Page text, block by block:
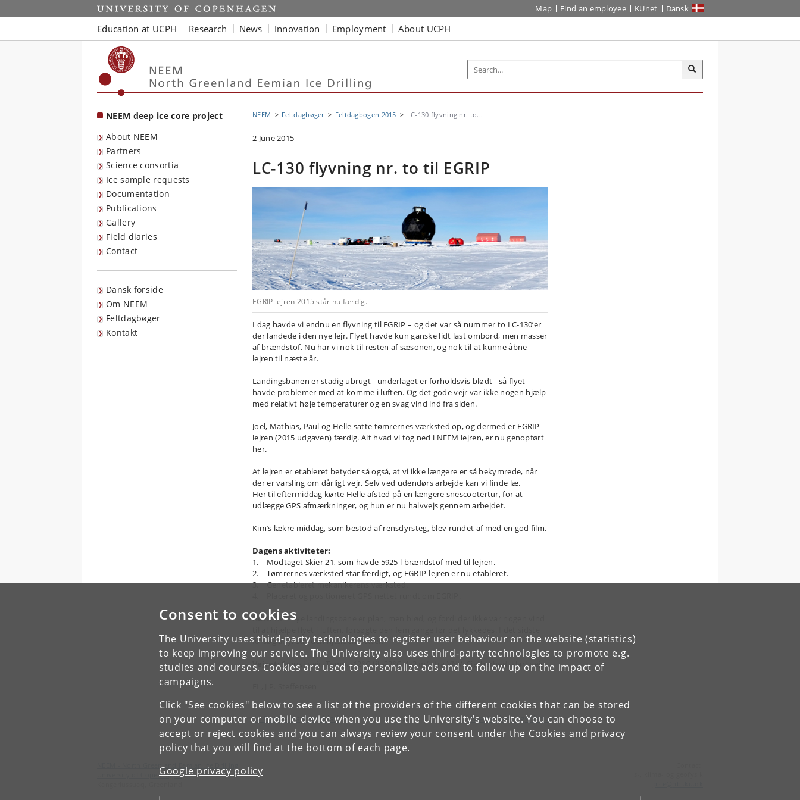
Consent to cookies
The University uses third-party technologies to register user behaviour on the website (statistics)
to keep improving our service. The University also uses third-party technologies to promote e.g.
studies and courses. Cookies are used to personalize ads and to follow up on the impact of
campaigns.
Click "See cookies" below to see a list of the providers of the different cookies that can be stored
on your computer or mobile device when you use the University's website. You can choose to
accept or reject cookies and you can always review your consent under the Cookies and privacy
policy that you will find at the bottom of each page.
Google privacy policy
Start Map Find an employee KUnet Dansk
Education at UCPH Research News Innovation Employment About UCPH
NEEM deep ice core project
About NEEM
Partners
Science consortia
Ice sample requests
Documentation
Publications
Gallery
Field diaries
Contact
Dansk forside
Om NEEM
Feltdagbøger
Kontakt
NEEM Feltdagbøger Feltdagbogen 2015 LC-130 flyvning nr. to...
2 June 2015
LC-130 flyvning nr. to til EGRIP
EGRIP lejren 2015 står nu færdig.
I dag havde vi endnu en flyvning til EGRIP – og det var så nummer to LC-130’er
der landede i den nye lejr. Flyet havde kun ganske lidt last ombord, men masser
af brændstof. Nu har vi nok til resten af sæsonen, og nok til at kunne åbne
lejren til næste år.
Landingsbanen er stadig ubrugt - underlaget er forholdsvis blødt - så flyet
havde problemer med at komme i luften. Og det gode vejr var ikke nogen hjælp
med relativt høje temperaturer og en svag vind ind fra siden.
Joel, Mathias, Paul og Helle satte tømrernes værksted op, og dermed er EGRIP
lejren (2015 udgaven) færdig. Alt hvad vi tog ned i NEEM lejren, er nu genopført
her.
At lejren er etableret betyder så også, at vi ikke længere er så bekymrede, når
der er varsling om dårligt vejr. Selv ved udendørs arbejde kan vi finde læ.
Her til eftermiddag kørte Helle afsted på en længere snescootertur, for at
udlægge GPS afmærkninger, og hun er nu halvvejs gennem arbejdet.
Kim’s lækre middag, som bestod af rensdyrsteg, blev rundet af med en god film.
Dagens aktiviteter:
1. Modtaget Skier 21, som havde 5925 l brændstof med til lejren.
2. Tømrernes værksted står færdigt, og EGRIP-lejren er nu etableret.
3. Genetableret mekanikerens værksted.
Ad.1:Den nye landingsbane er plan, men blød, og fordi der ikke var nogen vind
forsøg affyrede den hjælperaketter.
Vejret:Smukt vejr. Temp. -12°C til -23°C, 1-3 m/s fra VNV. Sigtbarhed: klart vejr.
← Forrige dagbogsblad Næste dagbogsblad→
NEEM - North Greenland Eemian Ice Drilling
University of Copenhagen